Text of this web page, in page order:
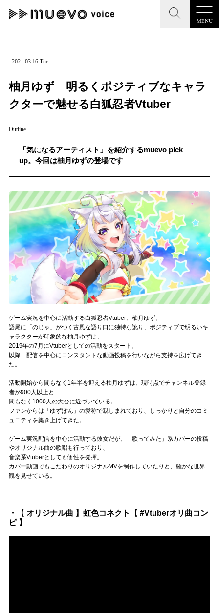
MENU
CLOSE
記事を検索する
人気ワード
#男性SSW #ポップス #女性SSW
#ヒップホップ #男性シンガーグループ #R&B/ソウル
CLOSE
"読者の声を形にする”音楽特化メディア
MENU
記事一覧
会社概要
お問い合わせ
記事リクエスト
ログイン
muevoクラウドファンディング
muevoコミュニティ
ぶいクラ！by muevo
ぶいコミュ！by muevo
ぶいマガ！ by muevo
Follow us
Official SNS
2021.03.16 Tue
柚月ゆず 明るくポジティブなキャラ
クターで魅せる白狐忍者Vtuber
Outline
「気になるアーティスト」を紹介するmuevo pick
up。今回は柚月ゆずの登場です
ゲーム実況を中心に活動する白狐忍者Vtuber、柚月ゆず。
語尾に「のじゃ」がつく古風な語り口に独特な訛り、ポジティブで明るいキ
ャラクターが印象的な柚月ゆずは、
2019年の7月にVtuberとしての活動をスタート。
以降、配信を中心にコンスタントな動画投稿を行いながら支持を広げてき
た。
活動開始から間もなく1年半を迎える柚月ゆずは、現時点でチャンネル登録
者が900人以上と
間もなく1000人の大台に近づいている。
ファンからは「ゆずぽん」の愛称で親しまれており、しっかりと自分のコミ
ュニティを築き上げてきた。
ゲーム実況配信を中心に活動する彼女だが、「歌ってみた」系カバーの投稿
やオリジナル曲の歌唱も行っており、
音楽系Vtuberとしても個性を発揮。
カバー動画でもこだわりのオリジナルMVを制作していたりと、確かな世界
観を見せている。
・【 オリジナル曲 】虹色コネクト【 #Vtuberオリ曲コン
ピ 】